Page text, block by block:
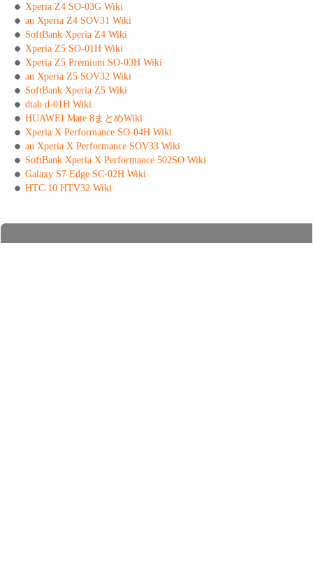
Xperia Z4 SO-03G Wiki
au Xperia Z4 SOV31 Wiki
SoftBank Xperia Z4 Wiki
Xperia Z5 SO-01H Wiki
Xperia Z5 Premium SO-03H Wiki
au Xperia Z5 SOV32 Wiki
SoftBank Xperia Z5 Wiki
dtab d-01H Wiki
HUAWEI Mate 8まとめWiki
Xperia X Performance SO-04H Wiki
au Xperia X Performance SOV33 Wiki
SoftBank Xperia X Performance 502SO Wiki
Galaxy S7 Edge SC-02H Wiki
HTC 10 HTV32 Wiki